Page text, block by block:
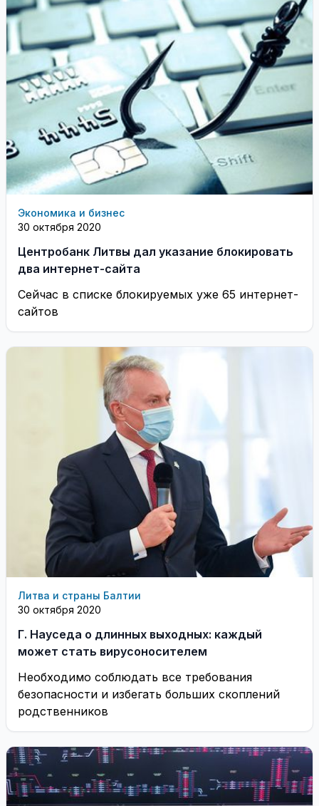
Экономика и бизнес
30 октября 2020
Центробанк Литвы дал указание блокировать
два интернет-сайта
Сейчас в списке блокируемых уже 65 интернет-
сайтов
Литва и страны Балтии
30 октября 2020
Г. Науседа о длинных выходных: каждый
может стать вирусоносителем
Необходимо соблюдать все требования
безопасности и избегать больших скоплений
родственников